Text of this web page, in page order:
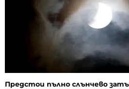
Предстои пълно слънчево